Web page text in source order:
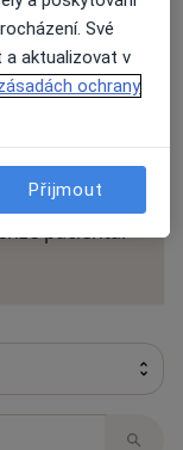
důležité.
za
pacienta.
Své
aktualizovat v
ochrany
Přijmout